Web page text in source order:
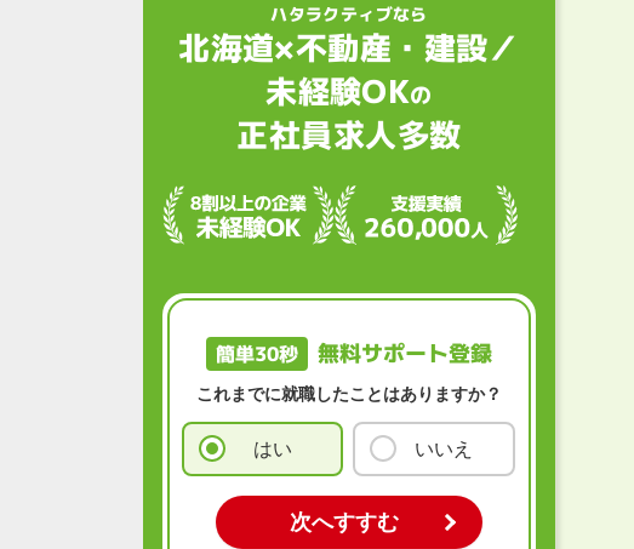
ハタラクティブなら
北海道×不動産・建設／
未経験OKの
正社員求人多数
簡単30秒 無料サポート登録
これまでに就職したことはありますか？
はい いいえ